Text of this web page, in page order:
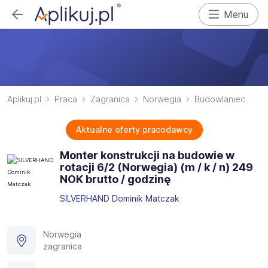
Menu
Aplikuj.pl Praca Zagranica Norwegia Budowlaniec
Aktualne oferty pracodawcy
Monter konstrukcji na budowie w
rotacji 6/2 (Norwegia) (m / k / n) 249
NOK brutto / godzinę
SILVERHAND Dominik Matczak
Norwegia
zagranica